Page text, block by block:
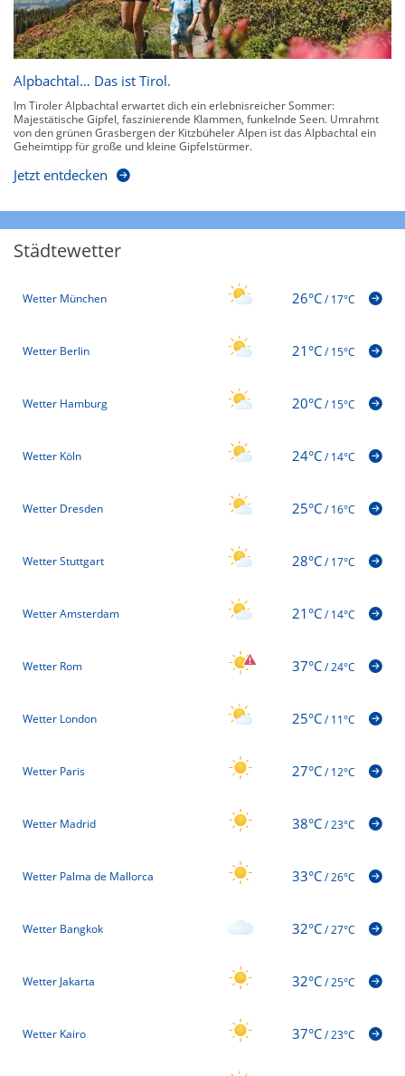
Alpbachtal… Das ist Tirol.
Im Tiroler Alpbachtal erwartet dich ein erlebnisreicher Sommer:
Majestätische Gipfel, faszinierende Klammen, funkelnde Seen. Umrahmt
von den grünen Grasbergen der Kitzbüheler Alpen ist das Alpbachtal ein
Geheimtipp für große und kleine Gipfelstürmer.
Jetzt entdecken
Städtewetter
Wetter München 26°C/17°C
Wetter Berlin 21°C/15°C
Wetter Hamburg 20°C/15°C
Wetter Köln 24°C/14°C
Wetter Dresden 25°C/16°C
Wetter Stuttgart 28°C/17°C
Wetter Amsterdam 21°C/14°C
Wetter Rom 37°C/24°C
Wetter London 25°C/11°C
Wetter Paris 27°C/12°C
Wetter Madrid 38°C/23°C
Wetter Palma de Mallorca 33°C/26°C
Wetter Bangkok 32°C/27°C
Wetter Jakarta 32°C/25°C
Wetter Kairo 37°C/23°C